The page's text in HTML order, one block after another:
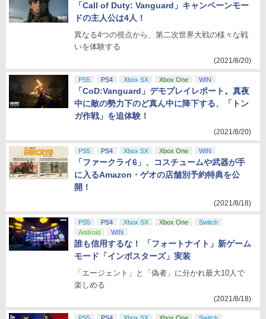
「Call of Duty: Vanguard」キャンペーンモー
ドの主人公は4人！
異なる4つの視点から、第二次世界大戦の様々な戦
いを体験する
(2021/8/20)
PS5 PS4 Xbox SX Xbox One WIN
「CoD:Vanguard」デモプレイレポート。真夜
中に敵の勢力下のど真ん中に降下する、「トン
ガ作戦」を追体験！
(2021/8/20)
PS5 PS4 Xbox SX Xbox One WIN
「ファークライ6」、コスチュームや武器が手
に入るAmazon・ゲオの店舗別予約特典を公
開！
(2021/8/18)
PS5 PS4 Xbox SX Xbox One
Switch
Android
WIN
誰も信用するな！ 「フォートナイト」新ゲーム
モード「インポスターズ」実装
「エージェント」と「偽者」に分かれ最大10人で
楽しめる
(2021/8/18)